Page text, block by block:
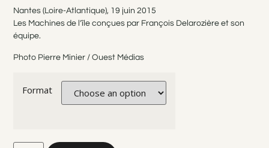
Nantes (Loire-Atlantique), 19 juin 2015
Les Machines de l’île conçues par François Delarozière et son
équipe.
Photo Pierre Minier / Ouest Médias
Format